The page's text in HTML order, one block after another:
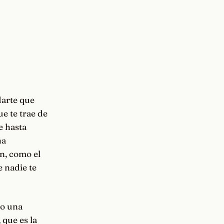
que
te trae de
hasta
como el
nadie te
una
es la